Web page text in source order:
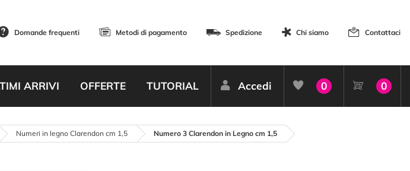
Domande frequenti Metodi di pagamento Spedizione Chi siamo Contattaci
ARRIVI OFFERTE TUTORIAL Accedi 0 0
Numeri in legno Clarendon cm 1,5 Numero 3 Clarendon in Legno cm 1,5